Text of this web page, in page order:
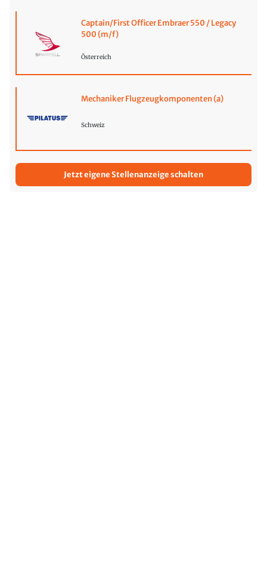
Captain/First Officer Embraer 550 / Legacy
500 (m/f)
Österreich
Mechaniker Flugzeugkomponenten (a)
Schweiz
Jetzt eigene Stellenanzeige schalten